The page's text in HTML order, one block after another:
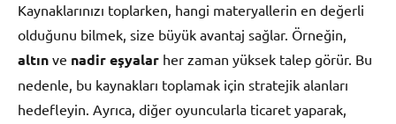
Kaynaklarınızı toplarken, hangi materyallerin en değerli
olduğunu bilmek, size büyük avantaj sağlar. Örneğin,
altın ve nadir eşyalar her zaman yüksek talep görür. Bu
nedenle, bu kaynakları toplamak için stratejik alanları
hedefleyin. Ayrıca, diğer oyuncularla ticaret yaparak,